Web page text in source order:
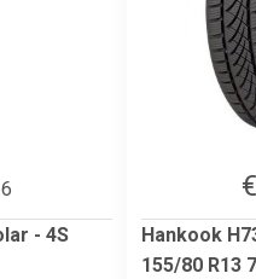
- 4S
Hankook
155/80 R13